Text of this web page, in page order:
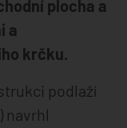
plocha a
a
krčku.
podlaží
navrhl